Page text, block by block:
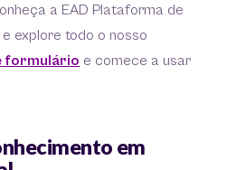
a EAD Plataforma de
explore todo o nosso
formulário e comece a usar
em